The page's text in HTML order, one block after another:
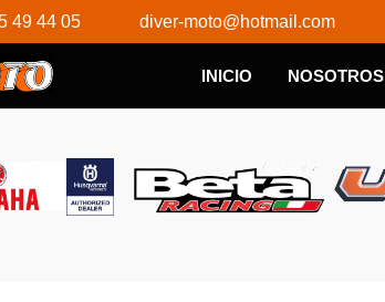
49 44 05 diver-moto@hotmail.com
INICIO NOSOTROS